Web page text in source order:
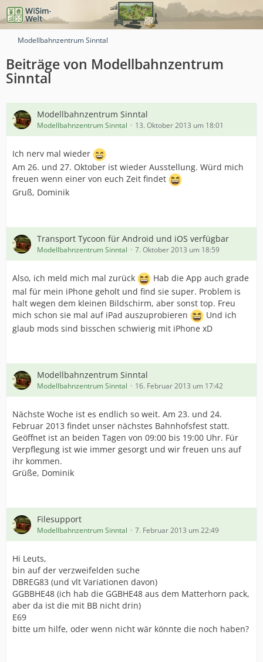
Modellbahnzentrum Sinntal
Beiträge von Modellbahnzentrum
Sinntal
Modellbahnzentrum Sinntal
Modellbahnzentrum Sinntal 13. Oktober 2013 um 18:01
Ich nerv mal wieder
Am 26. und 27. Oktober ist wieder Ausstellung. Würd mich
freuen wenn einer von euch Zeit findet
Gruß, Dominik
Transport Tycoon für Android und iOS verfügbar
Modellbahnzentrum Sinntal 7. Oktober 2013 um 18:59
Also, ich meld mich mal zurück
Hab die App auch grade
mal für mein iPhone geholt und find sie super. Problem is
halt wegen dem kleinen Bildschirm, aber sonst top. Freu
mich schon sie mal auf iPad auszuprobieren
Und ich
glaub mods sind bisschen schwierig mit iPhone xD
Modellbahnzentrum Sinntal
Modellbahnzentrum Sinntal 16. Februar 2013 um 17:42
Nächste Woche ist es endlich so weit. Am 23. und 24.
Februar 2013 findet unser nächstes Bahnhofsfest statt.
Geöffnet ist an beiden Tagen von 09:00 bis 19:00 Uhr. Für
Verpflegung ist wie immer gesorgt und wir freuen uns auf
ihr kommen.
Grüße, Dominik
Filesupport
Modellbahnzentrum Sinntal 7. Februar 2013 um 22:49
Hi Leuts,
bin auf der verzweifelden suche
DBREG83 (und vlt Variationen davon)
GGBBHE48 (ich hab die GGBHE48 aus dem Matterhorn pack,
aber da ist die mit BB nicht drin)
E69
bitte um hilfe, oder wenn nicht wär könnte die noch haben?